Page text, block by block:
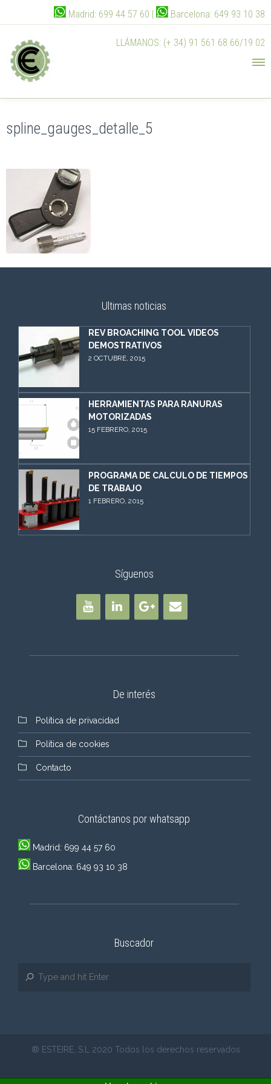
Madrid: 699 44 57 60 | Barcelona: 649 93 10 38
LLÁMANOS: (+ 34) 91 561 68 66/19 02
spline_gauges_detalle_5
Ultimas noticias
REV BROACHING TOOL VIDEOS
DEMOSTRATIVOS
2 OCTUBRE, 2015
HERRAMIENTAS PARA RANURAS
MOTORIZADAS
15 FEBRERO, 2015
PROGRAMA DE CALCULO DE TIEMPOS
DE TRABAJO
1 FEBRERO, 2015
Síguenos
De interés
Política de privacidad
Política de cookies
Contacto
Contáctanos por whatsapp
Madrid: 699 44 57 60
Barcelona: 649 93 10 38
Buscador
® ESTEIRE, S.L 2020 Todos los derechos reservados